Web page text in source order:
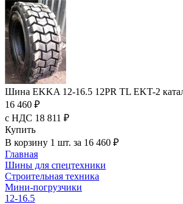
Шина EKKA 12-16.5 12PR TL EKT-2
16 460 ₽
с НДС 18 811 ₽
Купить
В корзину 1 шт. за 16 460 ₽
Главная
Шины для спецтехники
Строительная техника
Мини-погрузчики
12-16.5